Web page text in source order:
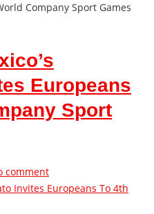
Company Sport Games
Europeans
Sport
comment